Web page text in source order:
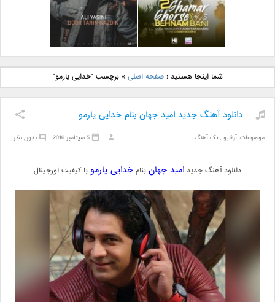
دانلود آهنگ جدید بهنام
بانی بنام قرص قمر 2
دانلود آهنگ جدید علی
یاسینی بنام دورترین نزدیک
شما اینجا هستید :صفحه اصلی »برچسب "خدایی یارمو"
دانلود آهنگ جدید امید جهان بنام خدایی یارمو
موضوعات:آرشیو ,تک آهنگ بدون نظر 5 سپتامبر 2016
دانلود آهنگ جدید امید جهانبنامخدایی یارموبا کیفیت اورجینال